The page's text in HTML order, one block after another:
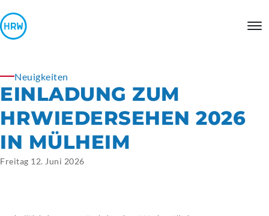
Neuigkeiten
EINLADUNG ZUM
HRWIEDERSEHEN 2026
IN MÜLHEIM
Freitag 12. Juni 2026